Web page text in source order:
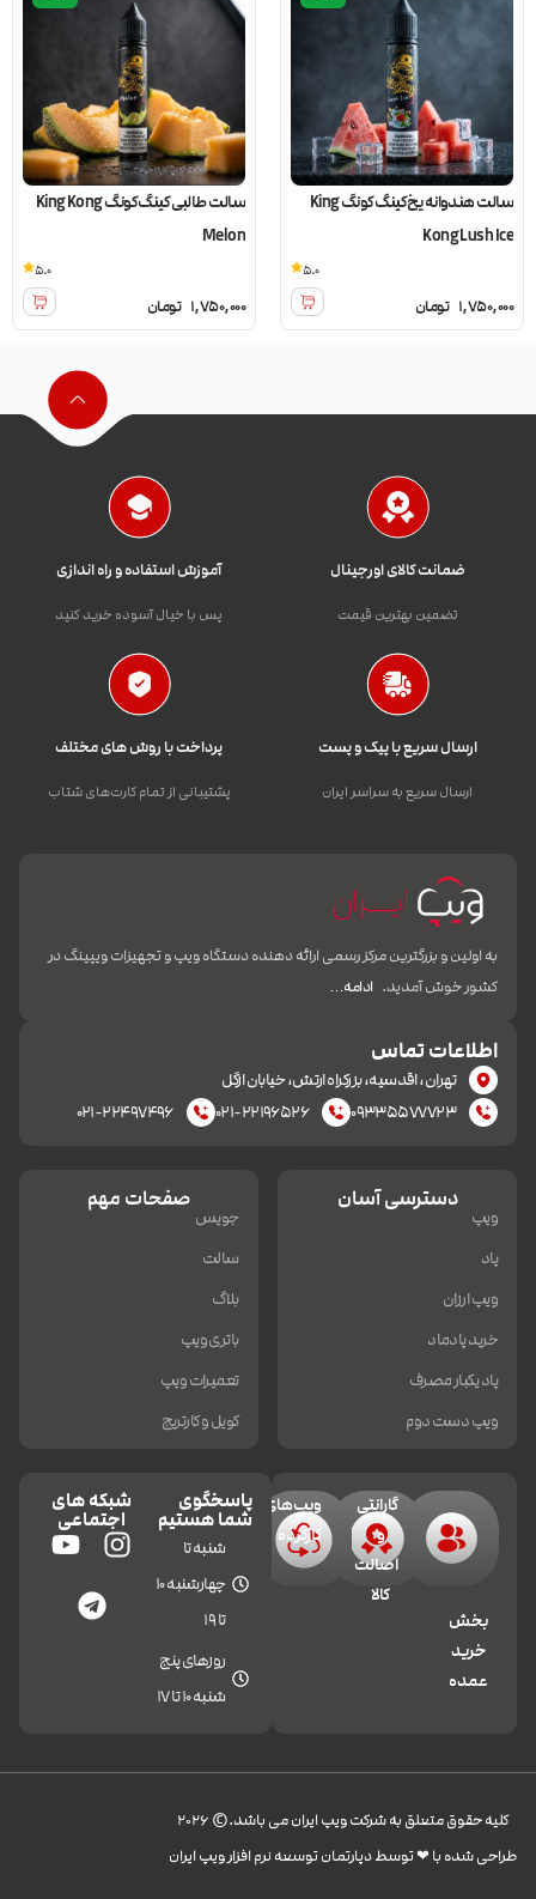
سالت هندوانه یخ کینگ کونگ King
Kong Lush Ice
1,750,000 تومان
5.0
سالت طالبی کینگ کونگ King Kong
Melon
1,750,000 تومان
5.0
ضمانت کالای اورجینال
تضمین بهترین قیمت
آموزش استفاده و راه اندازی
پس با خیال آسوده خرید کنید
ارسال سریع با پیک و پست
ارسال سریع به سراسر ایران
پرداخت با روش های مختلف
پشتیبانی از تمام کارت‌های شتاب
به اولین و بزرگترین مرکز رسمی ارائه دهنده دستگاه ویپ و تجهیزات ویپینگ در
کشور خوش آمدید. ادامه…
اطلاعات تماس
تهران، اقدسیه، بزرکراه ارتش، خیابان ازگل
۰۹۳۳۵۵۷۷۷۲۳
۰۲۱-۲۲۱۹۶۵۲۶ ۰۲۱-۲۲۴۹۷۴۹۶
دسترسی آسان
ویپ
پاد
ویپ ارزان
خرید پادماد
پاد یکبار مصرف
ویپ دست دوم
صفحات مهم
جویس
سالت
بلاگ
باتری ویپ
تعمیرات ویپ
کویل و کارتریج
بخش
خرید
عمده
گارانتی
و
اصالت
کالا
ویپ‌های
کارکرده
پاسخگوی
شما هستیم
شنبه تا
چهارشنبه 10
تا 19
روزهای پنج
شنبه 10 تا 17
شبکه های
اجتماعی
کليه حقوق متعلق به شرکت ویپ ایران می باشد.© 2026
طراحی شده با ❤︎ توسط دپارتمان توسعه نرم افزار ویپ ایران